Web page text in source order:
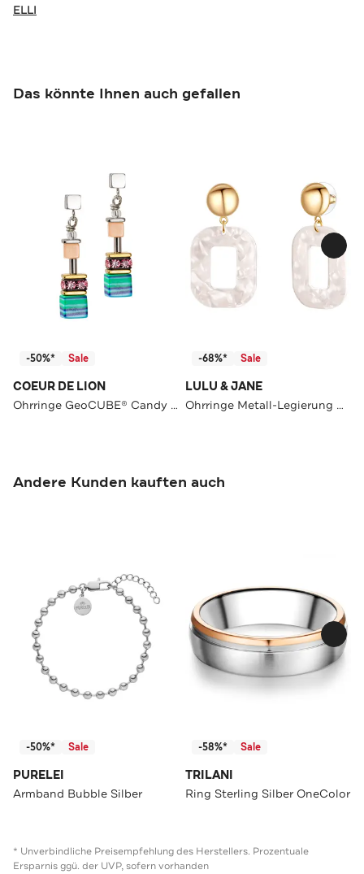
ELLI
Das könnte Ihnen auch gefallen
-50%* Sale
COEUR DE LION
Ohrringe GeoCUBE® Candy multicolorspring
-68%* Sale
LULU & JANE
Ohrringe Metall-Legierung OneColor
Andere Kunden kauften auch
-50%* Sale
PURELEI
Armband Bubble Silber
-58%* Sale
TRILANI
Ring Sterling Silber OneColor
* Unverbindliche Preisempfehlung des Herstellers. Prozentuale
Ersparnis ggü. der UVP, sofern vorhanden